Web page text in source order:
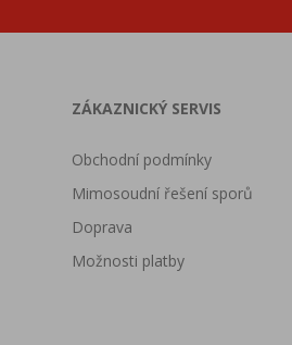
ZÁKAZNICKÝ SERVIS
Obchodní podmínky
Mimosoudní řešení sporů
Doprava
Možnosti platby